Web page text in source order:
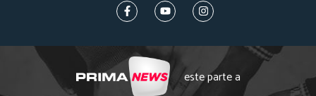
este parte a